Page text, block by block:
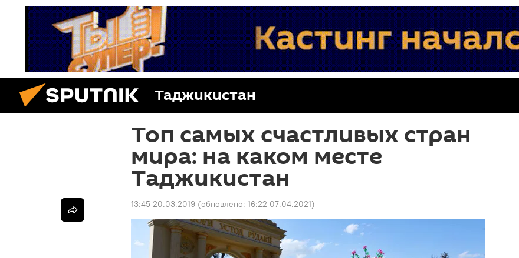
Таджикистан
Топ самых счастливых стран
мира: на каком месте
Таджикистан
13:45 20.03.2019 (обновлено: 16:22 07.04.2021)